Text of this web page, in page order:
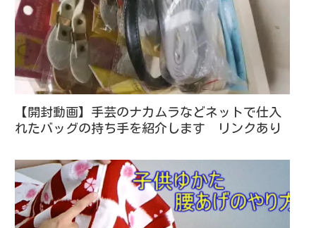
【開封動画】手芸のナカムラなどネットで仕入
れたバッグの持ち手を紹介します リンクあり